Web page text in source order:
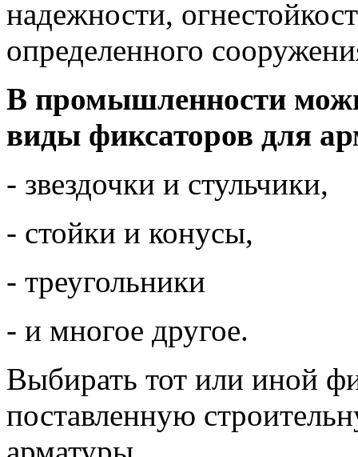
надежности,
определенного
В промышленности
виды фиксаторов для
- звездочки и стульчики,
- стойки и конусы,
- треугольники
- и многое другое.
Выбирать тот или иной
поставленную